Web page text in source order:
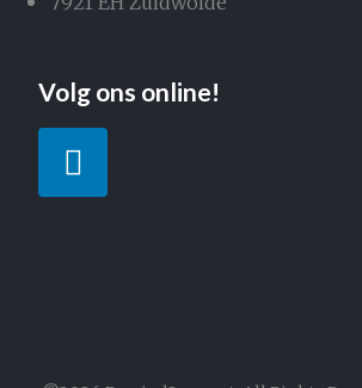
Volg ons online!